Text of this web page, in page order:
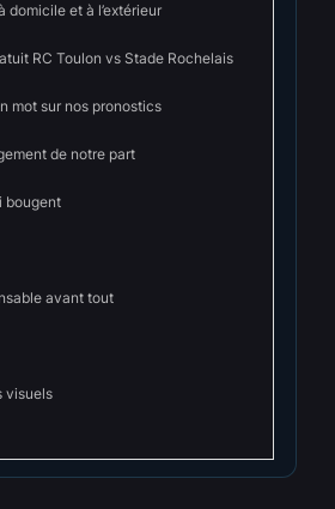
domicile et à l’extérieur
RC Toulon vs Stade Rochelais
mot sur nos pronostics
de notre part
bougent
avant tout
visuels